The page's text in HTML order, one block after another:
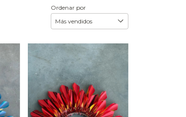
Ordenar por